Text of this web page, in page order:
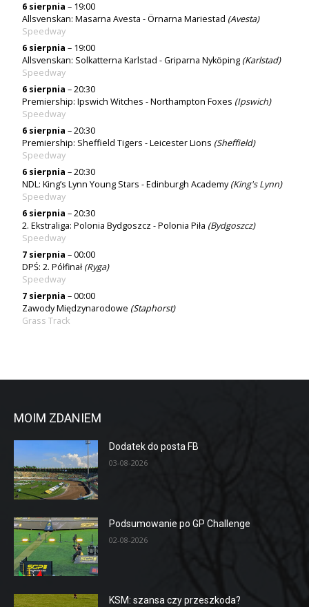
6 sierpnia – 19:00
Allsvenskan: Masarna Avesta - Örnarna Mariestad (Avesta)
Speedway
6 sierpnia – 19:00
Allsvenskan: Solkatterna Karlstad - Griparna Nyköping (Karlstad)
Speedway
6 sierpnia – 20:30
Premiership: Ipswich Witches - Northampton Foxes (Ipswich)
Speedway
6 sierpnia – 20:30
Premiership: Sheffield Tigers - Leicester Lions (Sheffield)
Speedway
6 sierpnia – 20:30
NDL: King’s Lynn Young Stars - Edinburgh Academy(King's Lynn)
Speedway
6 sierpnia – 20:30
2. Ekstraliga: Polonia Bydgoszcz - Polonia Piła (Bydgoszcz)
Speedway
7 sierpnia – 00:00
DPŚ: 2. Półfinał(Ryga)
Speedway
7 sierpnia – 00:00
Zawody Międzynarodowe (Staphorst)
Grass Track
MOIM ZDANIEM
Dodatek do posta FB
03-08-2026
Podsumowanie po GP Challenge
02-08-2026
KSM: szansa czy przeszkoda?